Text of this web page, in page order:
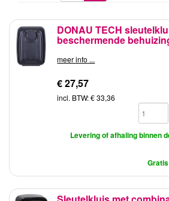
DONAU TECH
beschermende
meer info ...
€ 27,57
incl. BTW: € 33,36
Levering of afhaling binnen